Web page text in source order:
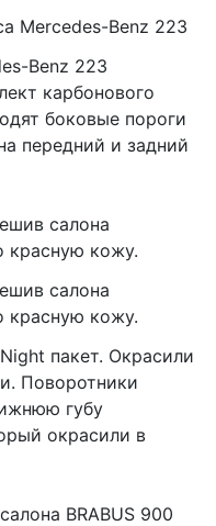
Mercedes-Benz 223
Benz 223
карбонового
боковые пороги
передний и задний
салона
красную кожу.
салона
красную кожу.
пакет. Окрасили
Поворотники
губу
окрасили в
BRABUS 900